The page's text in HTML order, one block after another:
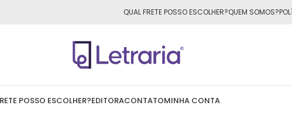
para todo o Brasil nas compras acima de
QUAL FRETE POSSO ESCOLHER?QUEM SOMOS?
POSSO ESCOLHER?EDITORACONTATOMINHA CONTA